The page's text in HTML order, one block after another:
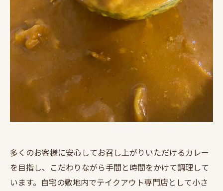
多くのお客様に安心してお召し上がりいただけるカレー
を目指し、こだわりながら手間と時間をかけて調理して
います。自宅の敷地内でテイクアウト専門店として小さ